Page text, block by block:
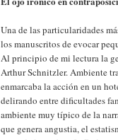
Una de las particularidades
los manuscritos de evocar
Al principio de mi lectura la
Arthur Schnitzler. Ambiente
enmarcaba la acción en un
delirando entre dificultades
ambiente muy típico de la
que genera angustia, el